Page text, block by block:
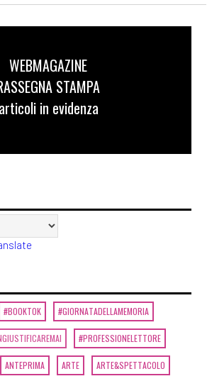
WEBMAGAZINE
STAMPA
articoli in evidenza
#BOOKTOK #GIORNATADELLAMEMORIA
#PROFESSIONELETTORE
ANTEPRIMA ARTE ARTE&SPETTACOLO